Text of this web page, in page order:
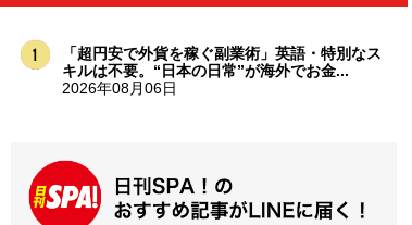
「超円安で外貨を稼ぐ副業術」英語・特別なス
キルは不要。“日本の日常”が海外でお金...
2026年08月06日